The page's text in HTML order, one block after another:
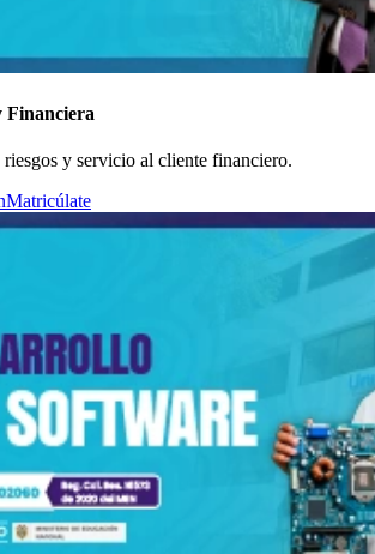
Financiera
y servicio al cliente financiero.
Matricúlate